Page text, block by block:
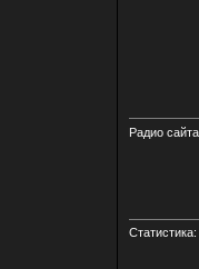
Радио
Статистика: